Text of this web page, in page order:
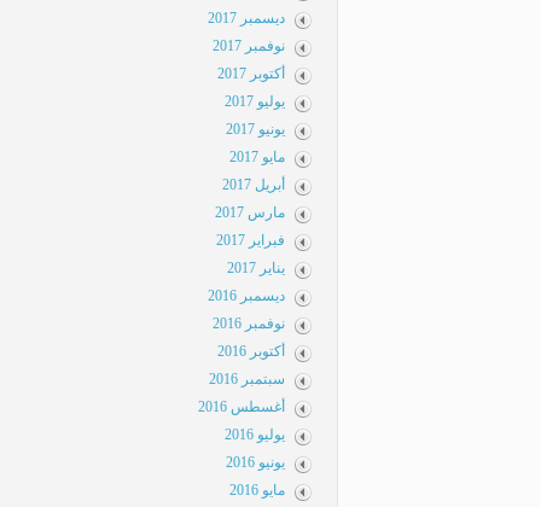
ديسمبر 2017
نوفمبر 2017
أكتوبر 2017
يوليو 2017
يونيو 2017
مايو 2017
أبريل 2017
مارس 2017
فبراير 2017
يناير 2017
ديسمبر 2016
نوفمبر 2016
أكتوبر 2016
سبتمبر 2016
أغسطس 2016
يوليو 2016
يونيو 2016
مايو 2016